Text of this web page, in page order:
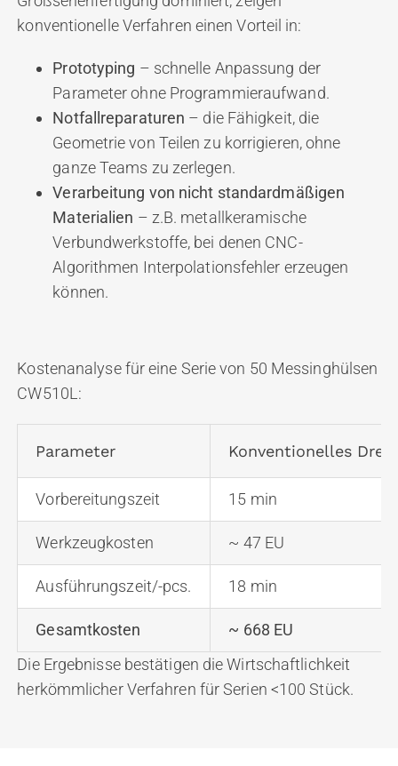
konventionelle Verfahren einen Vorteil in:
Prototyping – schnelle Anpassung der
Parameter ohne Programmieraufwand.
Notfallreparaturen – die Fähigkeit, die
Geometrie von Teilen zu korrigieren, ohne
ganze Teams zu zerlegen.
Verarbeitung von nicht standardmäßigen
Materialien – z.B. metallkeramische
Verbundwerkstoffe, bei denen CNC-
Algorithmen Interpolationsfehler erzeugen
können.
Kostenanalyse für eine Serie von 50 Messinghülsen
CW510L:
Parameter Konventionelles
Vorbereitungszeit 15 min
Werkzeugkosten ~ 47 EU
Ausführungszeit/-pcs. 18 min
Gesamtkosten
~ 668 EU
Die Ergebnisse bestätigen die Wirtschaftlichkeit
herkömmlicher Verfahren für Serien <100 Stück.